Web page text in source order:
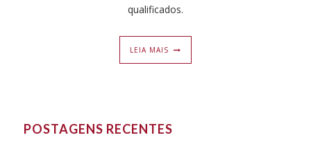
qualificados.
LEIA MAIS
POSTAGENS RECENTES